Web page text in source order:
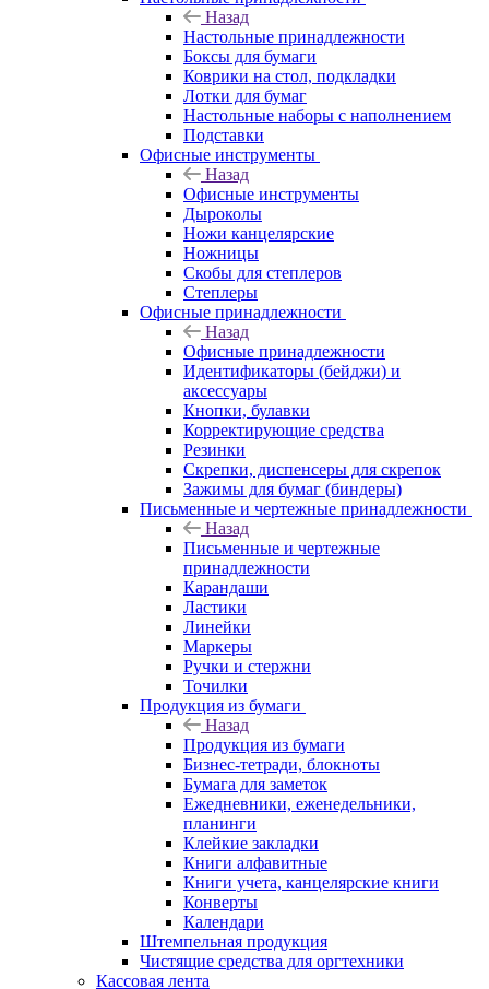
Назад
Настольные принадлежности
Боксы для бумаги
Коврики на стол, подкладки
Лотки для бумаг
Настольные наборы с наполнением
Подставки
Офисные инструменты
Назад
Офисные инструменты
Дыроколы
Ножи канцелярские
Ножницы
Скобы для степлеров
Степлеры
Офисные принадлежности
Назад
Офисные принадлежности
Идентификаторы (бейджи) и
аксессуары
Кнопки, булавки
Корректирующие средства
Резинки
Скрепки, диспенсеры для скрепок
Зажимы для бумаг (биндеры)
Письменные и чертежные принадлежности
Назад
Письменные и чертежные
принадлежности
Карандаши
Ластики
Линейки
Маркеры
Ручки и стержни
Точилки
Продукция из бумаги
Назад
Продукция из бумаги
Бизнес-тетради, блокноты
Бумага для заметок
Ежедневники, еженедельники,
планинги
Клейкие закладки
Книги алфавитные
Книги учета, канцелярские книги
Конверты
Календари
Штемпельная продукция
Чистящие средства для оргтехники
Кассовая лента